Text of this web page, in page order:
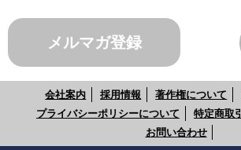
メルマガ登録
会社案内 採用情報 著作権について
プライバシーポリシーについて
特定商取
お問い合わせ